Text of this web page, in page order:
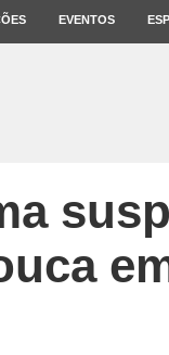
EVENTOS